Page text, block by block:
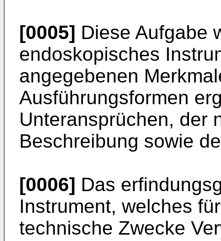
[0005] Diese Aufgabe
endoskopisches
angegebenen
Ausführungsformen
Unteransprüchen, der
Beschreibung sowie
[0006] Das
Instrument, welches
technische Zwecke